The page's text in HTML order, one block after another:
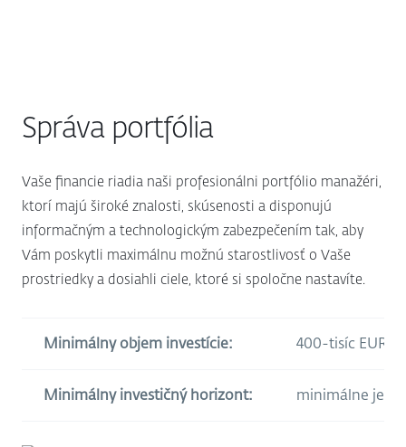
Správa portfólia
Vaše financie riadia naši profesionálni portfólio manažéri,
ktorí majú široké znalosti, skúsenosti a disponujú
informačným a technologickým zabezpečením tak, aby
Vám poskytli maximálnu možnú starostlivosť o Vaše
prostriedky a dosiahli ciele, ktoré si spoločne nastavíte.
Minimálny objem investície: 400-tisíc EUR
Minimálny investičný horizont: minimálne